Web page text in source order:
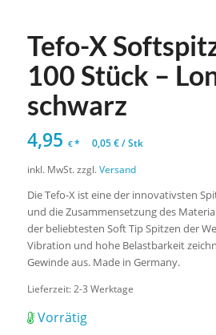
Tefo-X
100 Stück –
schwarz
4,95 €* 0,05€/Stk
inkl. MwSt. zzgl.Versand
Die Tefo-X ist eine der innovativsten
und die Zusammensetzung des
der beliebtesten Soft Tip Spitzen der
Vibration und hohe Belastbarkeit
Gewinde aus. Made in Germany.
Lieferzeit: 2-3 Werktage
Vorrätig